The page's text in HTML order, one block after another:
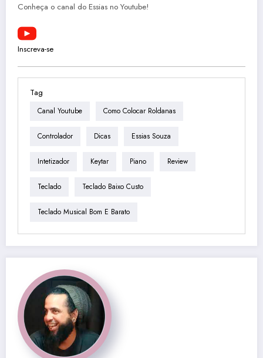
Conheça o canal do Essias no Youtube!
Inscreva-se
Tag
Canal Youtube Como Colocar Roldanas
Controlador Dicas Essias Souza
Intetizador Keytar Piano Review
Teclado Teclado Baixo Custo
Teclado Musical Bom E Barato